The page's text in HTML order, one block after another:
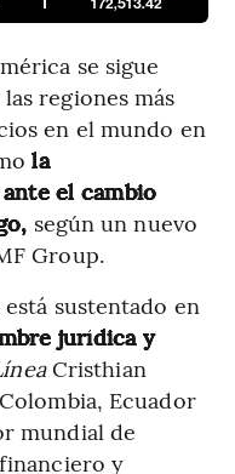
se sigue
regiones más
en el mundo en
la
el cambio
según un nuevo
Group.
sustentado en
jurídica y
Cristhian
Ecuador
mundial de
y